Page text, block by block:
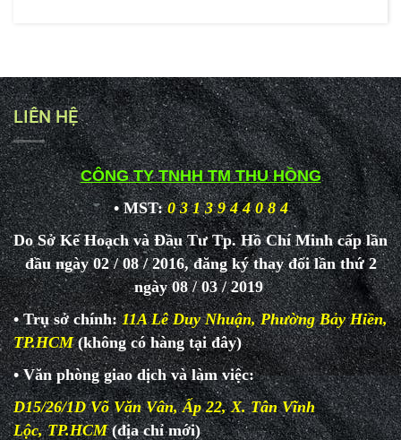
LIÊN HỆ
CÔNG TY TNHH TM THU HỒNG
• MST: 0 3 1 3 9 4 4 0 8 4
Do Sở Kế Hoạch và Đầu Tư Tp. Hồ Chí Minh cấp lần
đầu ngày 02 / 08 / 2016, đăng ký thay đổi lần thứ 2
ngày 08 / 03 / 2019
• Trụ sở chính:11A Lê Duy Nhuận, Phường Bảy Hiền,
TP.HCM (không có hàng tại đây)
• Văn phòng giao dịch và làmviệc:
D15/26/1D Võ Văn Vân, Ấp 22, X. Tân Vĩnh
Lộc, TP.HCM(địa chỉ mới)